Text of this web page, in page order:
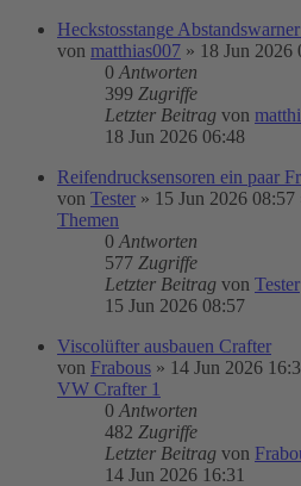
Heckstosstange
von matthias007 » 18 Jun 2026
0 Antworten
399 Zugriffe
Letzter Beitrag von
18 Jun 2026 06:48
Reifendrucksensoren ein paar
von Tester » 15 Jun 2026 08:57
Themen
0 Antworten
577 Zugriffe
Letzter Beitrag von Tester
15 Jun 2026 08:57
Viscolüfter ausbauen Crafter
von Frabous » 14 Jun 2026
VW Crafter 1
0 Antworten
482 Zugriffe
Letzter Beitrag von
14 Jun 2026 16:31